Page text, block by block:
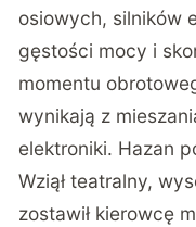
osiowych, silników
gęstości mocy i
momentu
wynikają z
elektroniki. Hazan
Wziął teatralny,
zostawił kierowcę